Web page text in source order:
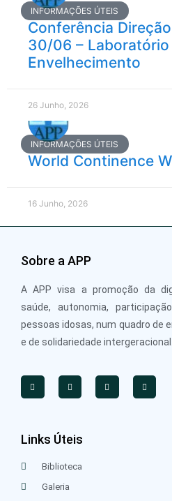
INFORMAÇÕES ÚTEIS
Conferência
30/06 – Laboratório
Envelhecimento
26 Junho, 2026
INFORMAÇÕES ÚTEIS
World Continence
16 Junho, 2026
Sobre a APP
A APP visa a promoção da
saúde, autonomia,
pessoas idosas, num quadro de
e de solidariedade intergeracional.
Links Úteis
Biblioteca
Galeria